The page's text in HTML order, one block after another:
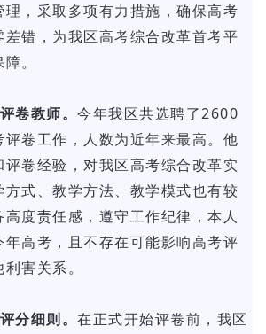
，采取多项有力措施，确保高考
错，为我区高考综合改革首考平
。
卷教师。今年我区共选聘了2600
卷工作，人数为近年来最高。他
卷经验，对我区高考综合改革实
式、教学方法、教学模式也有较
度责任感，遵守工作纪律，本人
高考，且不存在可能影响高考评
害关系。
分细则。在正式开始评卷前，我区